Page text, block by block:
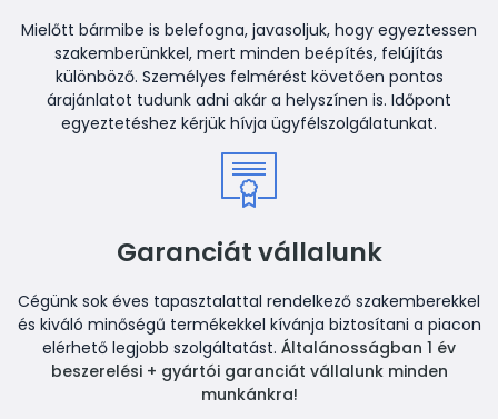
Mielőtt bármibe is belefogna, javasoljuk, hogy egyeztessen
szakemberünkkel, mert minden beépítés, felújítás
különböző. Személyes felmérést követően pontos
árajánlatot tudunk adni akár a helyszínen is. Időpont
egyeztetéshez kérjük hívja ügyfélszolgálatunkat.
Garanciát vállalunk
Cégünk sok éves tapasztalattal rendelkező szakemberekkel
és kiváló minőségű termékekkel kívánja biztosítani a piacon
elérhető legjobb szolgáltatást. Általánosságban 1 év
beszerelési + gyártói garanciát vállalunk minden
munkánkra!